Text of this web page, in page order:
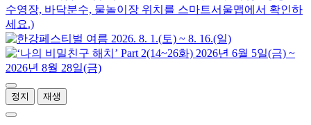
정지 재생